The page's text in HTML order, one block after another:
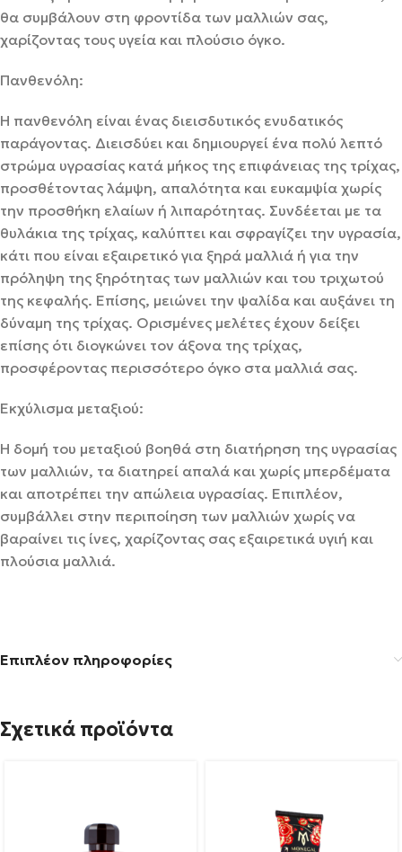
θα συμβάλουν στη φροντίδα των μαλλιών σας,
χαρίζοντας τους υγεία και πλούσιο όγκο.
Πανθενόλη:
Η πανθενόλη είναι ένας διεισδυτικός ενυδατικός
παράγοντας. Διεισδύει και δημιουργεί ένα πολύ λεπτό
στρώμα υγρασίας κατά μήκος της επιφάνειας της τρίχας,
προσθέτοντας λάμψη, απαλότητα και ευκαμψία χωρίς
την προσθήκη ελαίων ή λιπαρότητας. Συνδέεται με τα
θυλάκια της τρίχας, καλύπτει και σφραγίζει την υγρασία,
κάτι που είναι εξαιρετικό για ξηρά μαλλιά ή για την
πρόληψη της ξηρότητας των μαλλιών και του τριχωτού
της κεφαλής. Επίσης, μειώνει την ψαλίδα και αυξάνει τη
δύναμη της τρίχας. Ορισμένες μελέτες έχουν δείξει
επίσης ότι διογκώνει τον άξονα της τρίχας,
προσφέροντας περισσότερο όγκο στα μαλλιά σας.
Εκχύλισμα μεταξιού:
Η δομή του μεταξιού βοηθά στη διατήρηση της υγρασίας
των μαλλιών, τα διατηρεί απαλά και χωρίς μπερδέματα
και αποτρέπει την απώλεια υγρασίας. Επιπλέον,
συμβάλλει στην περιποίηση των μαλλιών χωρίς να
βαραίνει τις ίνες, χαρίζοντας σας εξαιρετικά υγιή και
πλούσια μαλλιά.
Επιπλέον πληροφορίες
Σχετικά προϊόντα